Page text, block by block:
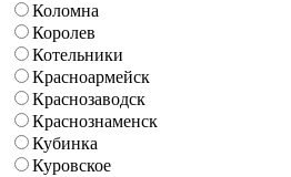
Коломна
Королев
Котельники
Красноармейск
Краснозаводск
Краснознаменск
Кубинка
Куровское